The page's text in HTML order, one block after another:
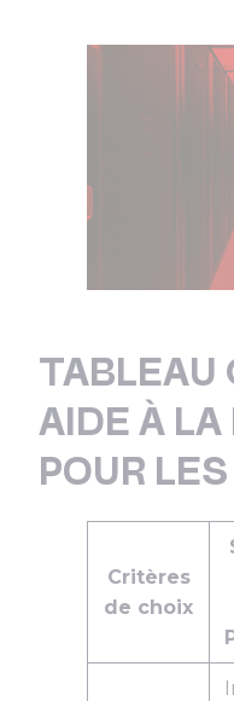
TABLEAU
AIDE À
POUR
Critères
de choix